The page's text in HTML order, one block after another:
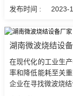
发布时间 :
2023-
湖南微波烧结设
在现代化的工业生
率和降低能耗至关
企业在寻找微波烧